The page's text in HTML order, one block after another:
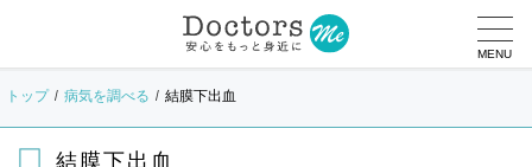
MENU
トップ 病気を調べる 結膜下出血
結膜下出血